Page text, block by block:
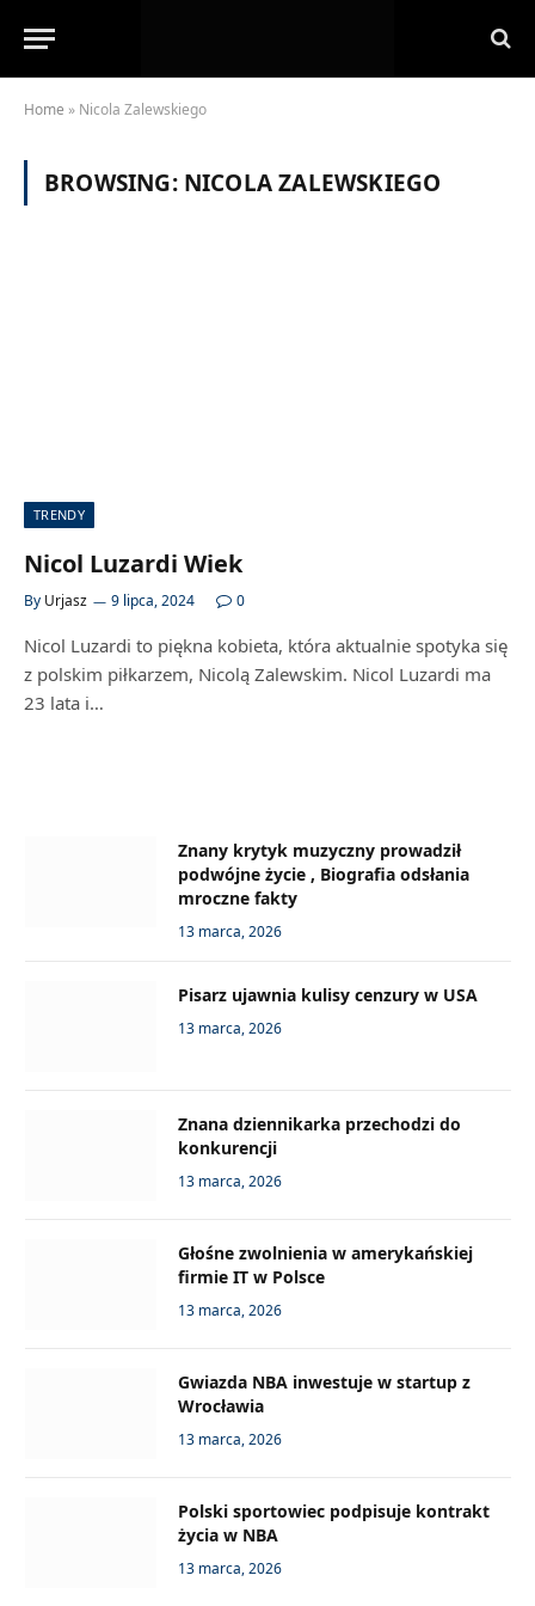
Home » Nicola Zalewskiego
BROWSING: NICOLA ZALEWSKIEGO
TRENDY
Nicol Luzardi Wiek
By Urjasz 9 lipca, 2024 0
Nicol Luzardi to piękna kobieta, która aktualnie spotyka się
z polskim piłkarzem, Nicolą Zalewskim. Nicol Luzardi ma
23 lata i…
Znany krytyk muzyczny prowadził
podwójne życie , Biografia odsłania
mroczne fakty
13 marca, 2026
Pisarz ujawnia kulisy cenzury w USA
13 marca, 2026
Znana dziennikarka przechodzi do
konkurencji
13 marca, 2026
Głośne zwolnienia w amerykańskiej
firmie IT w Polsce
13 marca, 2026
Gwiazda NBA inwestuje w startup z
Wrocławia
13 marca, 2026
Polski sportowiec podpisuje kontrakt
życia w NBA
13 marca, 2026